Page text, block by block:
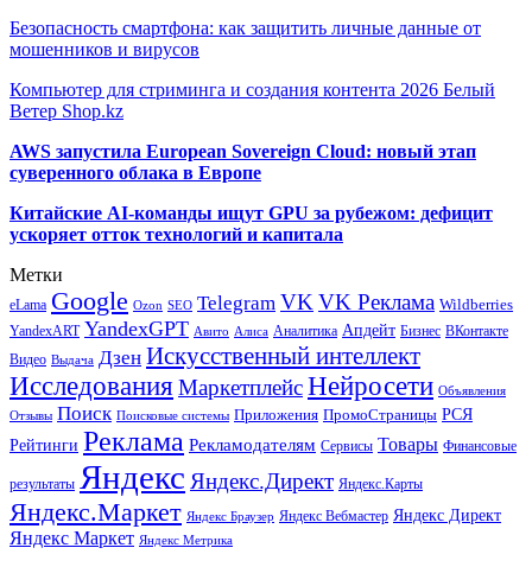
Безопасность смартфона: как защитить личные данные от
мошенников и вирусов
Компьютер для стриминга и создания контента 2026 Белый
Ветер Shop.kz
AWS запустила European Sovereign Cloud: новый этап
суверенного облака в Европе
Китайские AI-команды ищут GPU за рубежом: дефицит
ускоряет отток технологий и капитала
Метки
eLama Google Ozon SEO Telegram VK VK Реклама Wildberries
YandexART YandexGPT Авито Алиса Аналитика Апдейт Бизнес ВКонтакте
Видео Выдача Дзен Искусственный интеллект
Исследования МаркетплейсНейросети Объявления
Отзывы Поиск Поисковые системы Приложения ПромоСтраницы РСЯ
Рейтинги Реклама Рекламодателям Сервисы Товары Финансовые
результаты Яндекс Яндекс.Директ Яндекс.Карты
Яндекс.Маркет Яндекс Браузер Яндекс Вебмастер Яндекс Директ
Яндекс Маркет Яндекс Метрика